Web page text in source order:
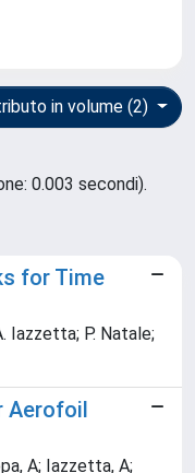
in volume (2)
0.003 secondi).
for Time
Iazzetta; P. Natale;
Aerofoil
A; Iazzetta, A;